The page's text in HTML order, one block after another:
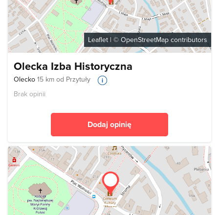
Leaflet | © OpenStreetMap contributors
Olecka Izba Historyczna
Olecko 15 km od Przytuły
Brak opinii
Dodaj opinię